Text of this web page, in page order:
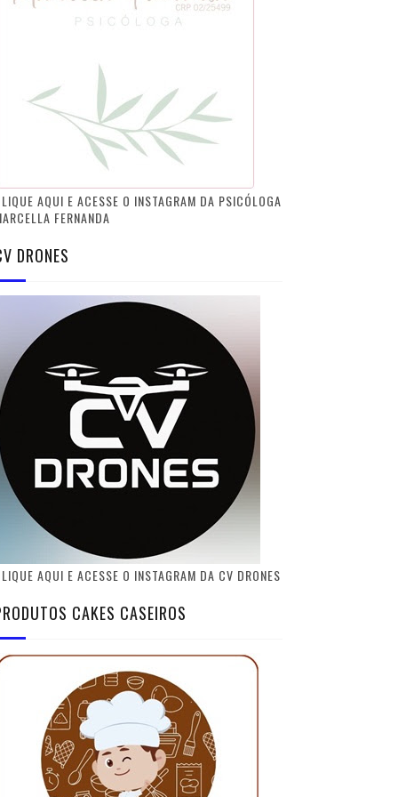
AQUI E ACESSE O INSTAGRAM DA PSICÓLOGA
FERNANDA
DRONES
AQUI E ACESSE O INSTAGRAM DA CV DRONES
CAKES CASEIROS